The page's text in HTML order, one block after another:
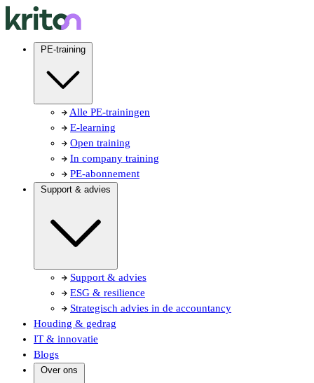
PE-training
Alle PE-trainingen
E-learning
Open training
In company training
PE-abonnement
Support & advies
Support & advies
ESG & resilience
Strategisch advies in de accountancy
Houding & gedrag
IT & innovatie
Blogs
Over ons